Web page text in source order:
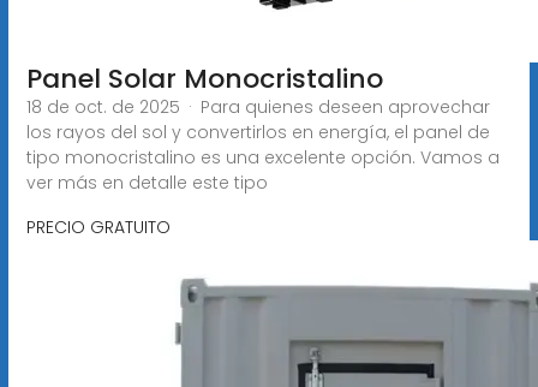
Panel Solar Monocristalino
18 de oct. de 2025 · Para quienes deseen aprovechar
los rayos del sol y convertirlos en energía, el panel de
tipo monocristalino es una excelente opción. Vamos a
ver más en detalle este tipo
PRECIO GRATUITO